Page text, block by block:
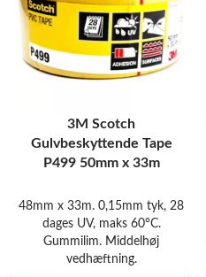
3M Scotch
Gulvbeskyttende Tape
P499 50mm x 33m
48mm x 33m. 0,15mm tyk, 28
dages UV, maks 60°C.
Gummilim. Middelhøj
vedhæftning.